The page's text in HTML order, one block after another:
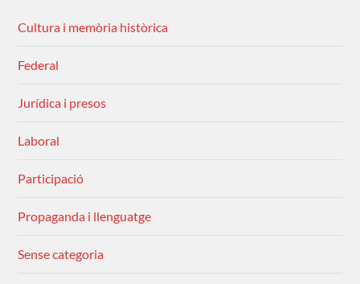
Cultura i memòria històrica
Federal
Jurídica i presos
Laboral
Participació
Propaganda i llenguatge
Sense categoria